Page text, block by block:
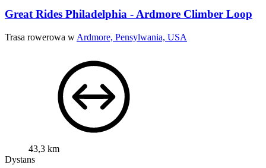
Great Rides Philadelphia - Ardmore Climber Loop
Trasa rowerowa w Ardmore, Pensylwania, USA
43,3 km
Dystans